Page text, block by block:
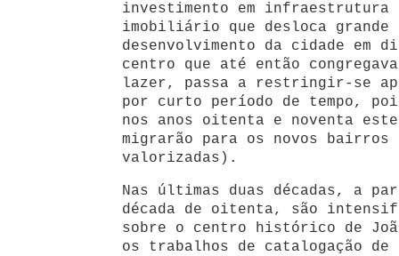
investimento em
imobiliário que desloca grande
desenvolvimento da cidade
centro que até então
lazer, passa a restringir-se
por curto período de tempo,
nos anos oitenta e noventa
migrarão para os novos bairros
valorizadas).
Nas últimas duas décadas, a
década de oitenta, são
sobre o centro histórico de
os trabalhos de catalogação de